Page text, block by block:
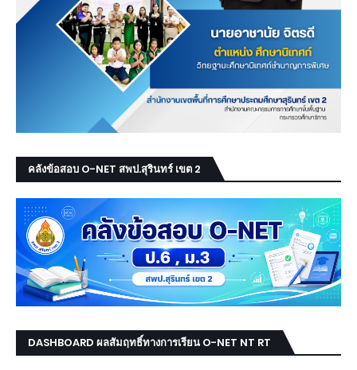
คลังข้อสอบ O-NET สพป.สุรินทร์ เขต 2
DASHBOARD ผลสัมฤทธิ์ทางการเรียน O-NET NT RT